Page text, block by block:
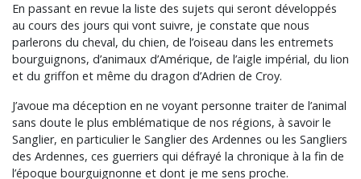
En passant en revue la liste des sujets qui seront développés
au cours des jours qui vont suivre, je constate que nous
parlerons du cheval, du chien, de l’oiseau dans les entremets
bourguignons, d’animaux d’Amérique, de l’aigle impérial, du lion
et du griffon et même du dragon d’Adrien de Croy.
J’avoue ma déception en ne voyant personne traiter de l’animal
sans doute le plus emblématique de nos régions, à savoir le
Sanglier, en particulier le Sanglier des Ardennes ou les Sangliers
des Ardennes, ces guerriers qui défrayé la chronique à la fin de
l’époque bourguignonne et dont je me sens proche.